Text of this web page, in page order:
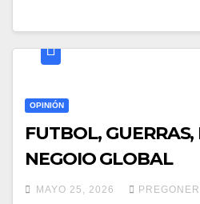
OPINIÓN
FUTBOL,
NEGOIO GLOBAL
MAYO 25, 2026